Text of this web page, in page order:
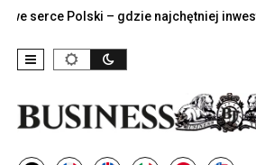
Polski – gdzie najchętniej inwestują